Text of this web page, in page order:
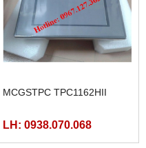
MCGSTPC TPC1162HII
LH: 0938.070.068